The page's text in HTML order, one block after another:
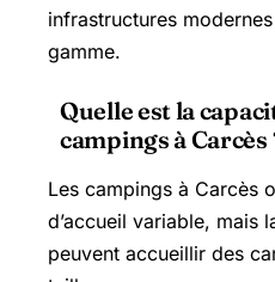
infrastructures
gamme.
Quelle est la
campings à Carcès
Les campings à Carcès
d’accueil variable, mais
peuvent accueillir des